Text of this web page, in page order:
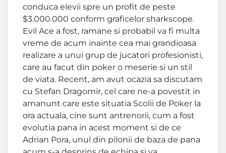
conduca elevii spre un profit de peste
$3.000.000 conform graficelor sharkscope.
Evil Ace a fost, ramane si probabil va fi multa
vreme de acum inainte cea mai grandioasa
realizare a unui grup de jucatori profesionisti,
care au facut din poker o meserie si un stil
de viata. Recent, am avut ocazia sa discutam
cu Stefan Dragomir, cel care ne-a povestit in
amanunt care este situatia Scolii de Poker la
ora actuala, cine sunt antrenorii, cum a fost
evolutia pana in acest moment si de ce
Adrian Pora, unul din pilonii de baza de pana